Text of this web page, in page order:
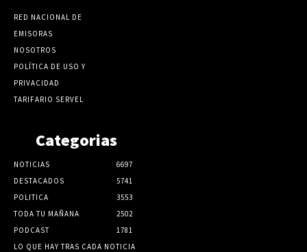
RED NACIONAL DE
EMISORAS
NOSOTROS
POLÍTICA DE USO Y
PRIVACIDAD
TARIFARIO SERVEL
Categorias
NOTICIAS
6697
DESTACADOS
5741
POLITICA
3553
TODA TU MAÑANA
2502
PODCAST
1781
LO QUE HAY TRAS CADA NOTICIA